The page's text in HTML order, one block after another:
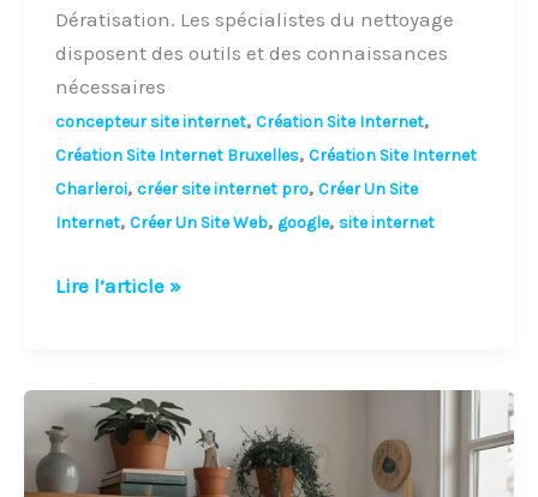
Dératisation. Les spécialistes du nettoyage
disposent des outils et des connaissances
nécessaires
concepteur site internet, Création Site Internet,
Création Site Internet Bruxelles, Création Site Internet
Charleroi, créer site internet pro, Créer Un Site
Internet, Créer Un Site Web, google, site internet
Lire l’article »
Créer
un
site